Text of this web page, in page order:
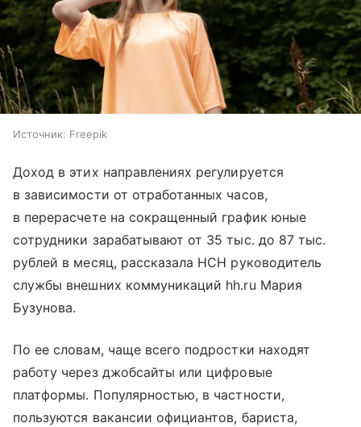
Источник: Freepik
Доход в этих направлениях регулируется
в зависимости от отработанных часов,
в перерасчете на сокращенный график юные
сотрудники зарабатывают от 35 тыс. до 87 тыс.
рублей в месяц, рассказала НСН руководитель
службы внешних коммуникаций hh.ru Мария
Бузунова.
По ее словам, чаще всего подростки находят
работу через джобсайты или цифровые
платформы. Популярностью, в частности,
пользуются вакансии официантов, бариста,